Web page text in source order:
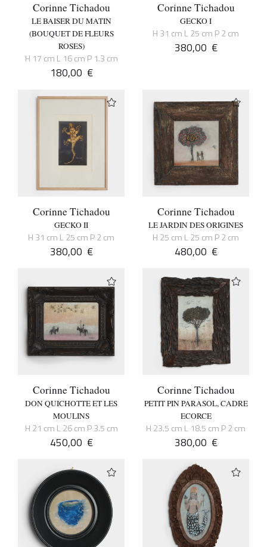
Corinne Tichadou
LE BAISER DU MATIN
(BOUQUET DE FLEURS
ROSES)
H 17 cm L 16 cm P 1.3 cm
180,00 €
Corinne Tichadou
GECKO I
H 31 cm L 25 cm P 2 cm
380,00 €
Corinne Tichadou
GECKO II
H 31 cm L 25 cm P 2 cm
380,00 €
Corinne Tichadou
LE JARDIN DES ORIGINES
H 25 cm L 25 cm P 2 cm
480,00 €
Corinne Tichadou
DON QUICHOTTE ET LES
MOULINS
H 21 cm L 26 cm P 3.5 cm
450,00 €
Corinne Tichadou
PETIT PIN PARASOL, CADRE
ECORCE
H 23.5 cm L 18.5 cm P 2 cm
380,00 €